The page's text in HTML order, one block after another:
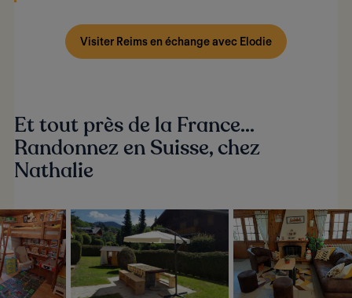
Visiter Reims en échange avec Elodie
Et tout près de la France...
Randonnez en Suisse, chez
Nathalie